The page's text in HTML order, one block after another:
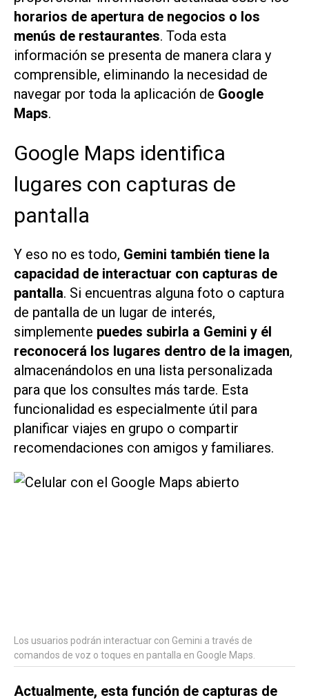
horarios de apertura de negocios o los
menús de restaurantes. Toda esta
información se presenta de manera clara y
comprensible, eliminando la necesidad de
navegar por toda la aplicación de Google
Maps.
Google Maps identifica
lugares con capturas de
pantalla
Y eso no es todo, Gemini también tiene la
capacidad de interactuar con capturas de
pantalla. Si encuentras alguna foto o captura
de pantalla de un lugar de interés,
simplemente puedes subirla a Gemini y él
reconocerá los lugares dentro de la imagen,
almacenándolos en una lista personalizada
para que los consultes más tarde. Esta
funcionalidad es especialmente útil para
planificar viajes en grupo o compartir
recomendaciones con amigos y familiares.
Los usuarios podrán interactuar con Gemini a través de
comandos de voz o toques en pantalla en Google Maps.
Actualmente, esta función de capturas de